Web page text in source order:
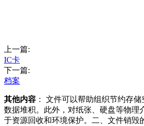
上一篇:
IC卡
下一篇:
档案
其他内容 ： 文件可以帮助组织节约存
数据堆积。此外，对纸张、硬盘等物理
于资源回收和环境保护。二、文件销毁